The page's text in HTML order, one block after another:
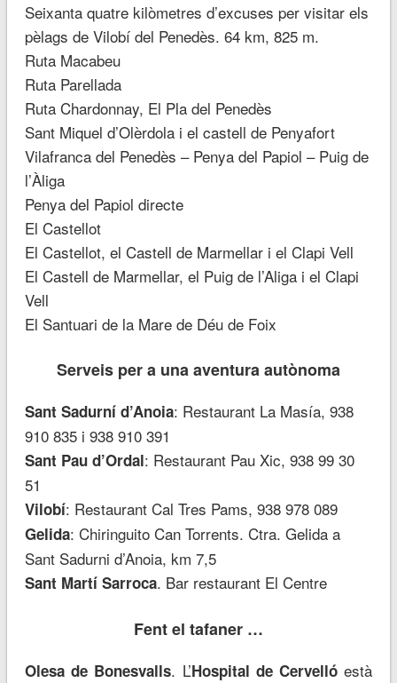
Seixanta quatre kilòmetres d’excuses per visitar els
pèlags de Vilobí del Penedès. 64 km, 825 m.
Ruta Macabeu
Ruta Parellada
Ruta Chardonnay, El Pla del Penedès
Sant Miquel d’Olèrdola i el castell de Penyafort
Vilafranca del Penedès – Penya del Papiol – Puig de
l’Àliga
Penya del Papiol directe
El Castellot
El Castellot, el Castell de Marmellar i el Clapi Vell
El Castell de Marmellar, el Puig de l’Aliga i el Clapi
Vell
El Santuari de la Mare de Déu de Foix
Serveis per a una aventura autònoma
Sant Sadurní d’Anoia: Restaurant La Masía, 938
910 835 i 938 910 391
Sant Pau d’Ordal: Restaurant Pau Xic, 938 99 30
51
Vilobí: Restaurant Cal Tres Pams, 938 978 089
Gelida: Chiringuito Can Torrents. Ctra. Gelida a
Sant Sadurni d’Anoia, km 7,5
Sant Martí Sarroca. Bar restaurant El Centre
Fent el tafaner …
Olesa de Bonesvalls. L’Hospital de Cervellóestà